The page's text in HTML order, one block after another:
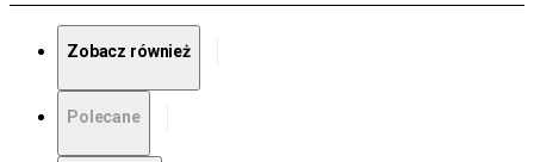
Zobacz również
Polecane